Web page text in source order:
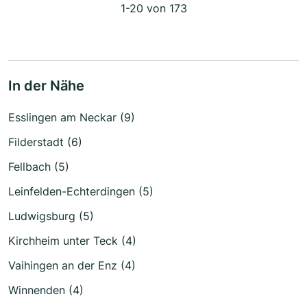
1-20 von 173
In der Nähe
Esslingen am Neckar (9)
Filderstadt (6)
Fellbach (5)
Leinfelden-Echterdingen (5)
Ludwigsburg (5)
Kirchheim unter Teck (4)
Vaihingen an der Enz (4)
Winnenden (4)